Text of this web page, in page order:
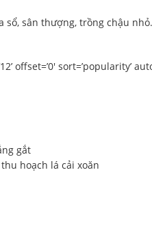
sổ, sân thượng, trồng chậu
offset=’0′ sort=’popularity’
gắt
hoạch lá cải xoăn